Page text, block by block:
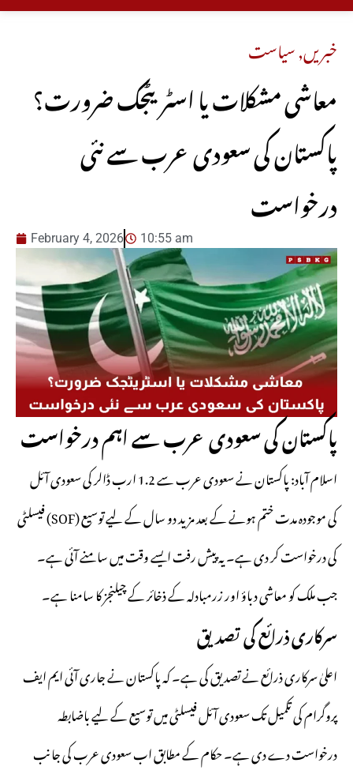
خبریں,سیاست
معاشی مشکلات یا اسٹریٹجک ضرورت؟
پاکستان کی سعودی عرب سے نئی
درخواست
February 4, 2026 10:55 am
پاکستان کی سعودی عرب سے اہم درخواست
اسلام آباد: پاکستان نے سعودی عرب سے 1.2 ارب ڈالر کی
سعودی آئل
فیسلٹی (SOF) کی موجودہ مدت ختم ہونے کے بعد مزید دو سال کے لیے توسیع
کی درخواست کر دی ہے۔ یہ پیش رفت ایسے وقت میں سامنے آئی ہے۔
جب ملک کو معاشی دباؤ اور زرمبادلہ کے ذخائر کے چیلنجز کا سامنا ہے۔
سرکاری ذرائع کی تصدیق
اعلیٰ سرکاری ذرائع نے تصدیق کی ہے۔ کہ پاکستان نے جاری آئی ایم ایف
پروگرام کی تکمیل تک سعودی آئل فیسلٹی میں توسیع کے لیے باضابطہ
درخواست دے دی ہے۔ حکام کے مطابق اب سعودی عرب کی جانب